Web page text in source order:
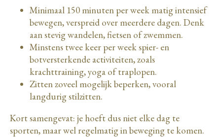
Minimaal 150 minuten per week matig intensief
bewegen, verspreid over meerdere dagen. Denk
aan stevig wandelen, fietsen of zwemmen.
Minstens twee keer per week spier- en
botversterkende activiteiten, zoals
krachttraining, yoga of traplopen.
Zitten zoveel mogelijk beperken, vooral
langdurig stilzitten.
Kort samengevat: je hoeft dus niet elke dag te
sporten, maar wel regelmatig in beweging te komen.